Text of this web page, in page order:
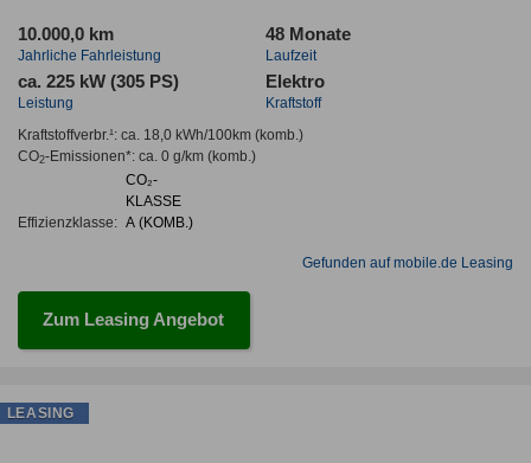
10.000,0 km
Jahrliche Fahrleistung
48 Monate
Laufzeit
ca. 225 kW (305 PS)
Leistung
Elektro
Kraftstoff
Kraftstoffverbr.¹: ca. 18,0 kWh/100km(komb.)
CO2-Emissionen*: ca. 0 g/km(komb.)
Effizienzklasse:
CO₂-
KLASSE
A (KOMB.)
Gefunden auf mobile.de Leasing
Zum Leasing Angebot
LEASING